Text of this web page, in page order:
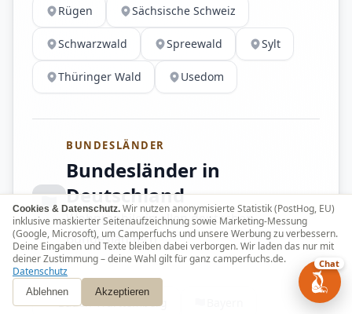
Rügen Sächsische Schweiz
Schwarzwald Spreewald Sylt
Thüringer Wald Usedom
BUNDESLÄNDER
Bundesländer in
Deutschland
Wohnmobile in allen deutschen
Bundesländern
Baden-Württemberg
Cookies & Datenschutz. Wir nutzen anonymisierte Statistik (PostHog, EU)
inklusive maskierter Seitenaufzeichnung sowie Marketing-Messung
(Google, Microsoft), um Camperfuchs und unsere Werbung zu verbessern.
Deine Eingaben und Texte bleiben dabei verborgen. Wir laden das nur mit
deiner Zustimmung – deine Wahl gilt für ganz camperfuchs.de.
Datenschutz
Ablehnen Akzeptieren
Chat